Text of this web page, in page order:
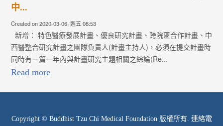
中...
Created on 2020-03-06, 週五 08:53
新增： 特色醫療發展計畫、優良研究計畫、跨院區合作計畫、中
西醫整合研究計畫之團隊負責人(計畫主持人)，必須在提交計畫時
同時有一篇一年內與計畫研究主題相關之綜論(Re...
Read more
Copyright © Buddhist Tzu Chi Medical Foundation 版權所有. 連絡電